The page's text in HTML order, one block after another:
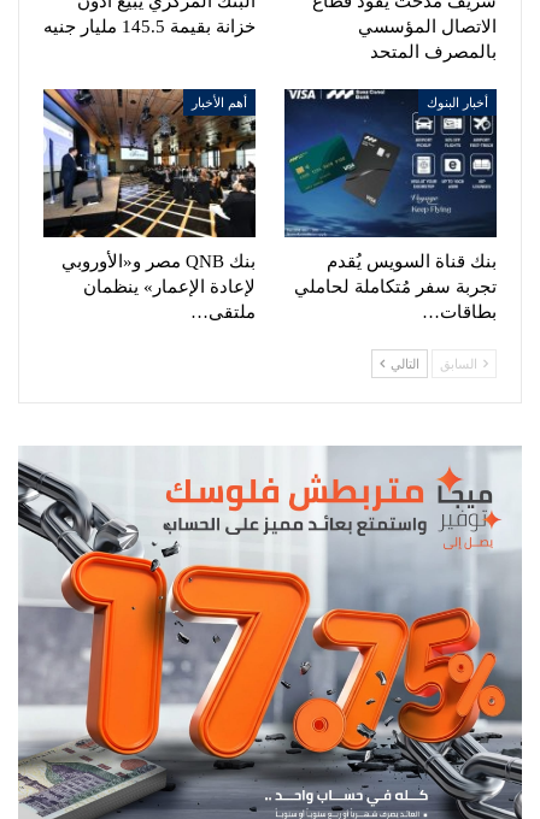
الاتصال المؤسسي
بالمصرف المتحد
خزانة بقيمة 145.5 مليار جنيه
أخبار البنوك
بنك قناة السويس يُقدم
تجربة سفر مُتكاملة لحاملي
بطاقات…
أهم الأخبار
بنك QNB مصر و«الأوروبي
لإعادة الإعمار» ينظمان
ملتقى…
السابق التالي